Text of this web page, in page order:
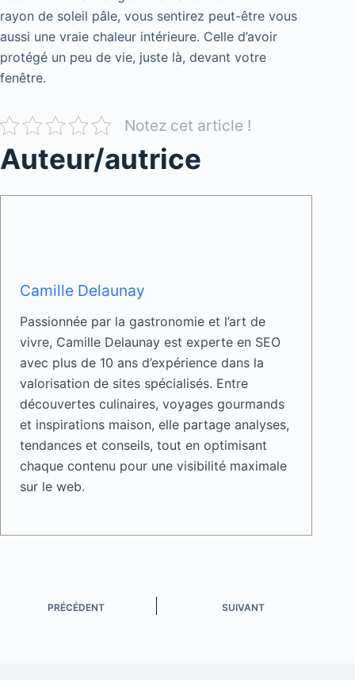
rayon de soleil pâle, vous sentirez peut-être vous
aussi une vraie chaleur intérieure. Celle d’avoir
protégé un peu de vie, juste là, devant votre
fenêtre.
Notez cet article !
Auteur/autrice
Camille Delaunay
Passionnée par la gastronomie et l’art de
vivre, Camille Delaunay est experte en SEO
avec plus de 10 ans d’expérience dans la
valorisation de sites spécialisés. Entre
découvertes culinaires, voyages gourmands
et inspirations maison, elle partage analyses,
tendances et conseils, tout en optimisant
chaque contenu pour une visibilité maximale
sur le web.
PRÉCÉDENT SUIVANT